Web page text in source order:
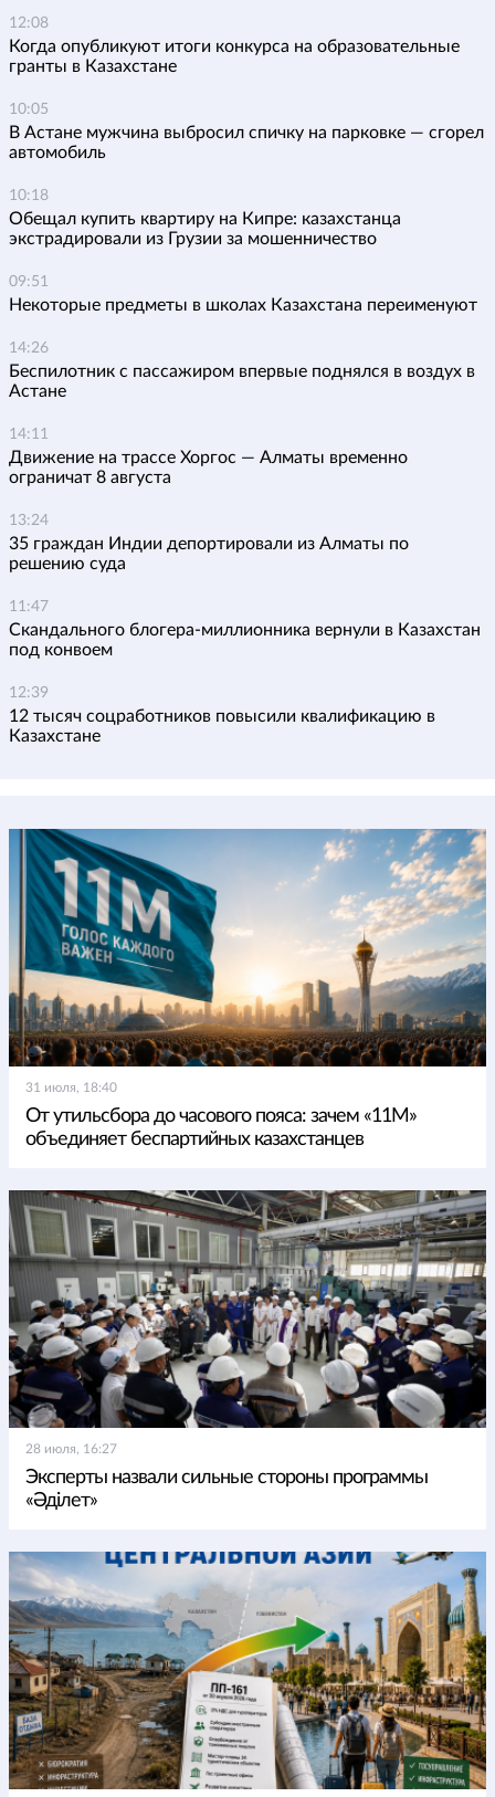
12:08
Когда опубликуют итоги конкурса на образовательные
гранты в Казахстане
10:05
В Астане мужчина выбросил спичку на парковке — сгорел
автомобиль
10:18
Обещал купить квартиру на Кипре: казахстанца
экстрадировали из Грузии за мошенничество
09:51
Некоторые предметы в школах Казахстана переименуют
14:26
Беспилотник с пассажиром впервые поднялся в воздух в
Астане
14:11
Движение на трассе Хоргос — Алматы временно
ограничат 8 августа
13:24
35 граждан Индии депортировали из Алматы по
решению суда
11:47
Скандального блогера-миллионника вернули в Казахстан
под конвоем
12:39
12 тысяч соцработников повысили квалификацию в
Казахстане
31 июля, 18:40
От утильсбора до часового пояса: зачем «11М»
объединяет беспартийных казахстанцев
28 июля, 16:27
Эксперты назвали сильные стороны программы
«Әділет»